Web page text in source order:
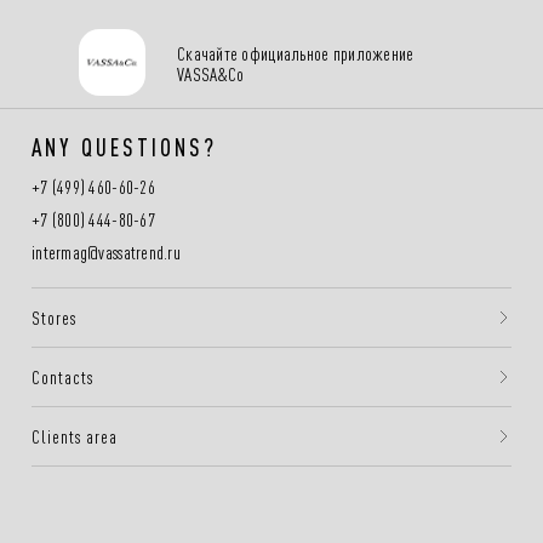
Скачайте официальное приложение
VASSA&Co
ANY QUESTIONS?
+7 (499) 460-60-26
+7 (800) 444-80-67
intermag@vassatrend.ru
Stores
Contacts
Clients area